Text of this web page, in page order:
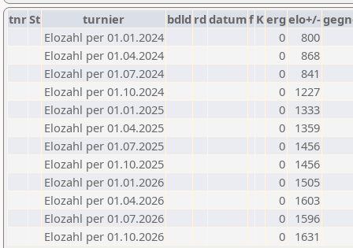
tnrSt turnier bdld rd datumf Kerg elo+/-
Elozahl per 01.01.2024
0
800
Elozahl per 01.04.2024
0
868
Elozahl per 01.07.2024
0
841
Elozahl per 01.10.2024
0
1227
Elozahl per 01.01.2025
0
1333
Elozahl per 01.04.2025
0
1359
Elozahl per 01.07.2025
0
1456
Elozahl per 01.10.2025
0
1456
Elozahl per 01.01.2026
0
1505
Elozahl per 01.04.2026
0
1603
Elozahl per 01.07.2026
0
1596
Elozahl per 01.10.2026
0 1631